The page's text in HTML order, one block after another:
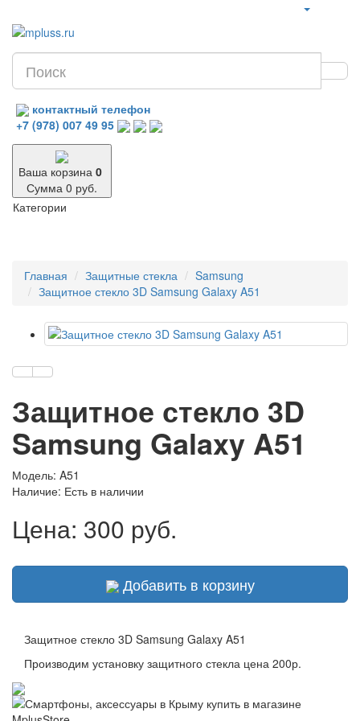
контактный телефон
+7 (978) 007 49 95
Ваша корзина 0
Сумма 0 руб.
Категории
Главная Защитные стекла
Samsung
Защитное стекло 3D Samsung Galaxy A51
Защитное стекло 3D
Samsung Galaxy A51
Модель: A51
Наличие: Есть в наличии
Цена: 300 руб.
Добавить в корзину
Защитное стекло 3D Samsung Galaxy A51
Производим установку защитного стекла цена 200р.